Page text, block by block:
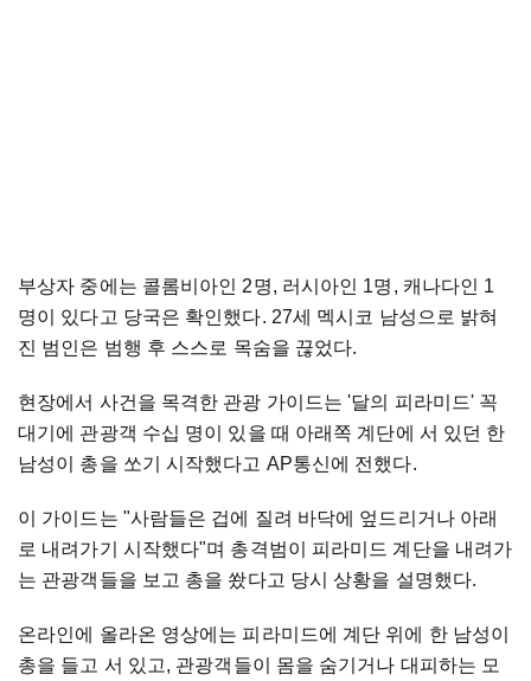
부상자 중에는 콜롬비아인 2명, 러시아인 1명, 캐나다인 1
명이 있다고 당국은 확인했다. 27세 멕시코 남성으로 밝혀
진 범인은 범행 후 스스로 목숨을 끊었다.
현장에서 사건을 목격한 관광 가이드는 '달의 피라미드' 꼭
대기에 관광객 수십 명이 있을 때 아래쪽 계단에 서 있던 한
남성이 총을 쏘기 시작했다고 AP통신에 전했다.
이 가이드는 "사람들은 겁에 질려 바닥에 엎드리거나 아래
로 내려가기 시작했다"며 총격범이 피라미드 계단을 내려가
는 관광객들을 보고 총을 쐈다고 당시 상황을 설명했다.
온라인에 올라온 영상에는 피라미드에 계단 위에 한 남성이
총을 들고 서 있고, 관광객들이 몸을 숨기거나 대피하는 모